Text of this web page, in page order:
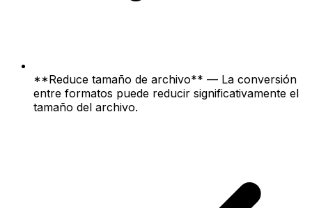
**Reduce tamaño de archivo** — La conversión
entre formatos puede reducir significativamente el
tamaño del archivo.